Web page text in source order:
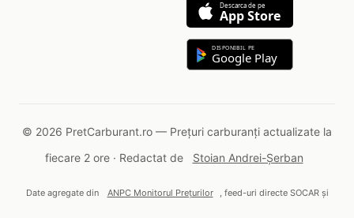
Descarca de pe
App Store
DISPONIBIL PE
Google Play
© 2026 PretCarburant.ro — Prețuri carburanți actualizate la
fiecare 2 ore · Redactat de
Stoian Andrei-Șerban
Date agregate din ANPC Monitorul Prețurilor , feed-uri directe SOCAR și